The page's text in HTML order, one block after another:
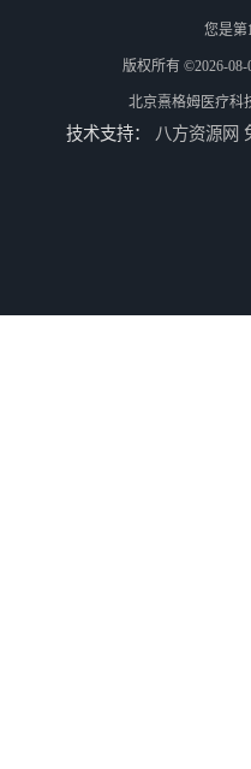
您是第
版权所有 ©2026-08-
北京熹格姆医疗科
技术支持： 八方资源网